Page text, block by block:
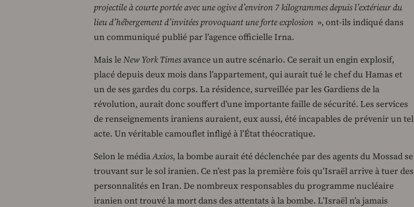
projectile à courte portée avec une ogive d’environ 7 kilogrammes depuis l’extérieur du
lieu d’hébergement d’invitées provoquant une forte explosion », ont-ils indiqué dans
un communiqué publié par l’agence officielle Irna.
Mais leNew York Timesavance un autre scénario. Ce serait un engin explosif,
placé depuis deux mois dans l’appartement, qui aurait tué le chef du Hamas et
un de ses gardes du corps. La résidence, surveillée par les Gardiens de la
révolution, aurait donc souffert d’une importante faille de sécurité. Les services
de renseignements iraniens auraient, eux aussi, été incapables de prévenir un tel
acte. Un véritable camouflet infligé à l’État théocratique.
Selon le médiaAxios, la bombe aurait été déclenchée par des agents du Mossad se
trouvant sur le sol iranien. Ce n’est pas la première fois qu’Israël arrive à tuer des
personnalités en Iran. De nombreux responsables du programme nucléaire
iranien ont trouvé la mort dans des attentats à la bombe. L’Israël n’a jamais